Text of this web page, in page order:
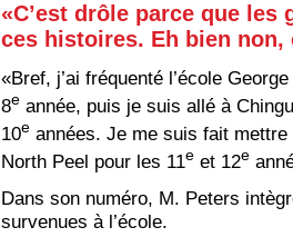
«C’est drôle parce que les
ces histoires. Eh bien non,
«Bref, j’ai fréquenté l’école
8e année, puis je suis allé à
10e années. Je me suis fait mettre
North Peel pour les 11e et 12e
Dans son numéro, M. Peters
survenues à l’école.